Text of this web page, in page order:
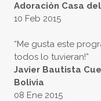
Adoración Casa
10 Feb 2015
“Me gusta este
todos lo tuvieran!”
Javier Bautista
Bolivia
08 Ene 2015